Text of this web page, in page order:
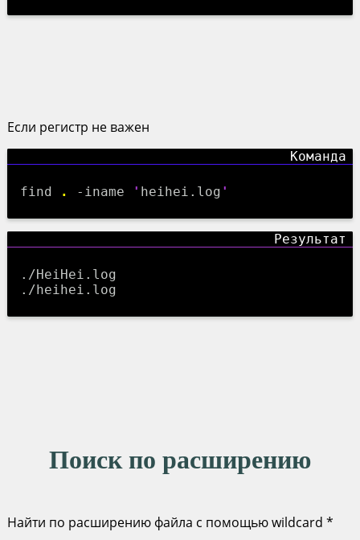
Если регистр не важен
find . -iname ' heihei.log '
./HeiHei.log
./heihei.log
Поиск по расширению
Найти по расширению файла с помощью wildcard *